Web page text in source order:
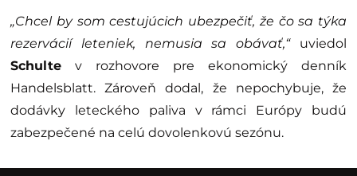
„Chcel by som cestujúcich ubezpečiť, že čo sa týka
rezervácií leteniek, nemusia sa obávať,“uviedol
Schulte v rozhovore pre ekonomický denník
Handelsblatt. Zároveň dodal, že nepochybuje, že
dodávky leteckého paliva v rámci Európy budú
zabezpečené na celú dovolenkovú sezónu.